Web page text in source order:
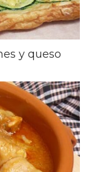
y queso